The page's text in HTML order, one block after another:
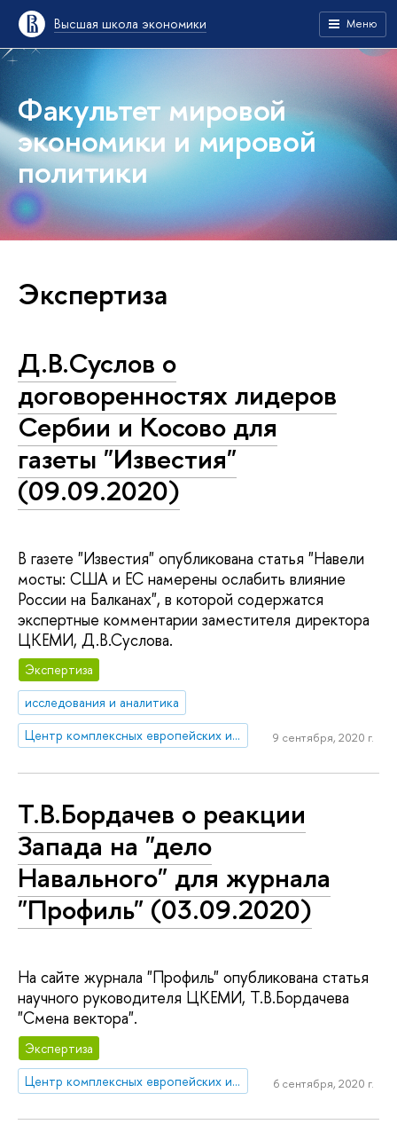
Высшая школа экономики Меню
Факультет мировой
экономики и мировой
политики
Экспертиза
Д.В.Суслов о
договоренностях лидеров
Сербии и Косово для
газеты "Известия"
(09.09.2020)
В газете "Известия" опубликована статья "Навели
мосты: США и ЕС намерены ослабить влияние
России на Балканах", в которой содержатся
экспертные комментарии заместителя директора
ЦКЕМИ, Д.В.Суслова.
Экспертиза
исследования и аналитика
Центр комплексных европейских и международных исследований (ЦКЕМИ)
9 сентября, 2020 г.
Т.В.Бордачев о реакции
Запада на "дело
Навального" для журнала
"Профиль" (03.09.2020)
На сайте журнала "Профиль" опубликована статья
научного руководителя ЦКЕМИ, Т.В.Бордачева
"Смена вектора".
Экспертиза
Центр комплексных европейских и международных исследований (ЦКЕМИ)
6 сентября, 2020 г.